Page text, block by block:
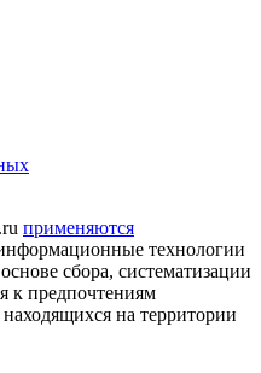
применяются
технологии
сбора, систематизации
к предпочтениям
на территории